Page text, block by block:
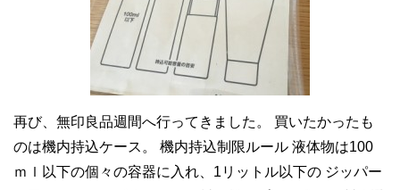
再び、無印良品週間へ行ってきました。 買いたかったも
のは機内持込ケース。 機内持込制限ルール 液体物は100
ｍｌ以下の個々の容器に入れ、1リットル以下の ジッパー